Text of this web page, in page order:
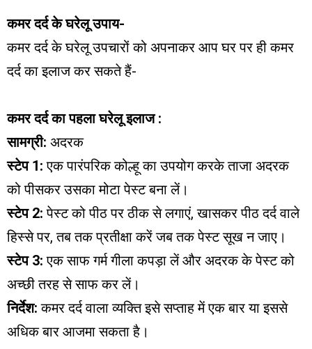
कमर दर्द के घरेलू उपाय-
कमर दर्द के घरेलू उपचारों को अपनाकर आप घर पर ही कमर
दर्द का इलाज कर सकते हैं-
कमर दर्द का पहला घरेलू इलाज :
सामग्री: अदरक
स्टेप 1: एक पारंपरिक कोल्हू का उपयोग करके ताजा अदरक
को पीसकर उसका मोटा पेस्ट बना लें।
स्टेप 2: पेस्ट को पीठ पर ठीक से लगाएं, खासकर पीठ दर्द वाले
हिस्से पर, तब तक प्रतीक्षा करें जब तक पेस्ट सूख न जाए।
स्टेप 3: एक साफ गर्म गीला कपड़ा लें और अदरक के पेस्ट को
अच्छी तरह से साफ कर लें।
निर्देश: कमर दर्द वाला व्यक्ति इसे सप्ताह में एक बार या इससे
अधिक बार आजमा सकता है।